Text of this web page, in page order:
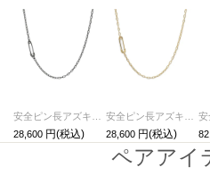
安全ピン長アズキチェーンダイヤモンドネックレスXS-ブラック
28,600
安全ピン長アズキチェーンダイヤモンドネックレスXS-ゴールド
28,600
ペアアイ